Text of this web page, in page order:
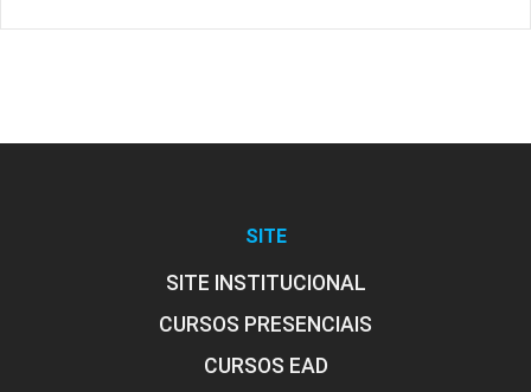
SITE
SITE INSTITUCIONAL
CURSOS PRESENCIAIS
CURSOS EAD